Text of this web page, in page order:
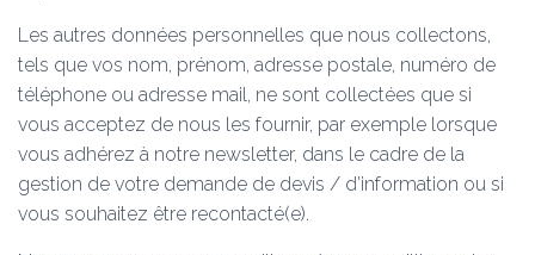
Les autres données personnelles que nous collectons,
tels que vos nom, prénom, adresse postale, numéro de
téléphone ou adresse mail, ne sont collectées que si
vous acceptez de nous les fournir, par exemple lorsque
vous adhérez à notre newsletter, dans le cadre de la
gestion de votre demande de devis / d’information ou si
vous souhaitez être recontacté(e).